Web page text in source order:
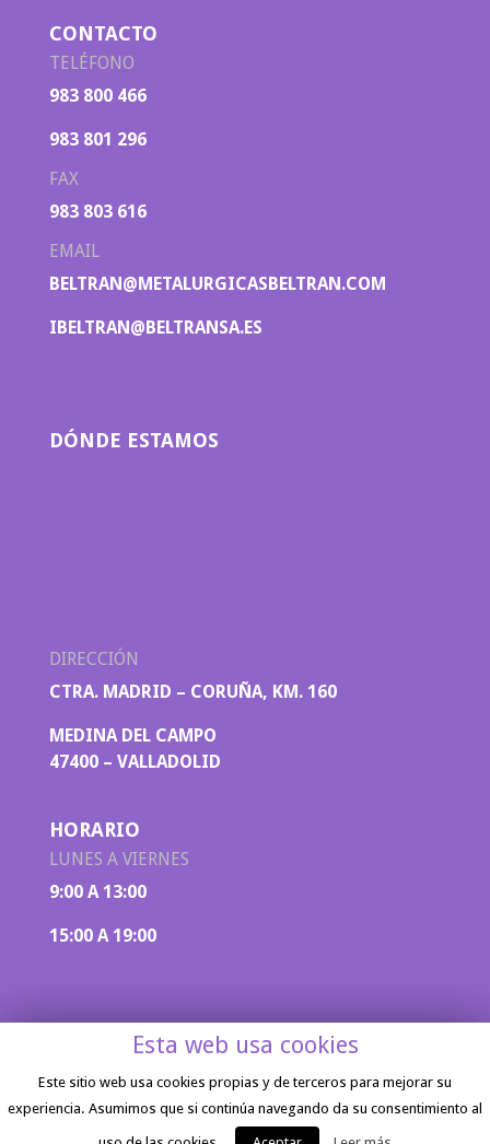
CONTACTO
TELÉFONO
983 800 466
983 801 296
FAX
983 803 616
EMAIL
BELTRAN@METALURGICASBELTRAN.COM
IBELTRAN@BELTRANSA.ES
DÓNDE ESTAMOS
DIRECCIÓN
CTRA. MADRID – CORUÑA, KM. 160
MEDINA DEL CAMPO
47400 – VALLADOLID
HORARIO
LUNES A VIERNES
9:00 A 13:00
15:00 A 19:00
Aviso legal|Política de privacidad| Diseño
web porInicia Marketing
Esta web usa cookies
Este sitio web usa cookies propias y de terceros para mejorar su
experiencia. Asumimos que si continúa navegando da su consentimiento al